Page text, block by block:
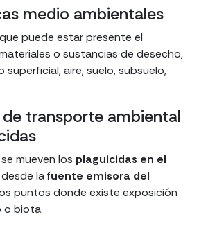
medio ambientales
puede estar presente el
o sustancias de desecho,
superficial, aire, suelo, subsuelo,
transporte ambiental
mueven los plaguicidas en el
desde lafuente emisora del
puntos donde existe exposición
o biota.